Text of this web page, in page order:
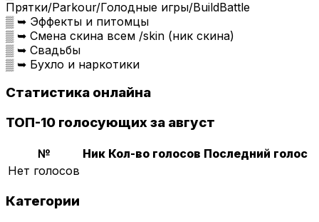
Прятки/Parkour/Голодные игры/BuildBattle
▒ ➥ Эффекты и питомцы
▒ ➥ Смена скина всем /skin (ник скина)
▒ ➥ Свадьбы
▒ ➥ Бухло и наркотики
Статистика онлайна
ТОП-10 голосующих за август
№ Ник Кол-во голосов Последний голос
Нет голосов
Категории